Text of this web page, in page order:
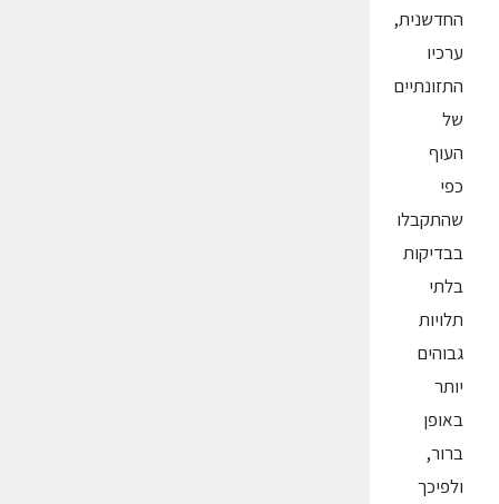
החדשנית,
ערכיו
התזונתיים
של
העוף
כפי
שהתקבלו
בבדיקות
בלתי
תלויות
גבוהים
יותר
באופן
ברור,
ולפיכך